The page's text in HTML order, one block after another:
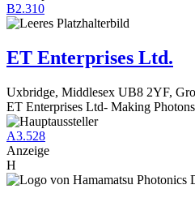
B2.310
ET Enterprises Ltd.
Uxbridge, Middlesex UB8 2YF,
ET Enterprises Ltd- Making
A3.528
Anzeige
H